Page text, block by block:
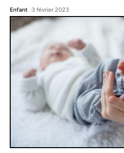
Enfant 3 février 2023